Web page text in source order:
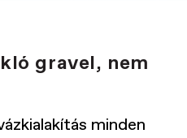
gravel, nem
minden